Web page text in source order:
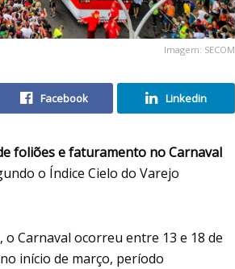
Imagem: SECOM
Facebook Linkedin
foliões e faturamento no Carnaval
o Índice Cielo do Varejo
Carnaval ocorreu entre 13 e 18 de
início de março, período